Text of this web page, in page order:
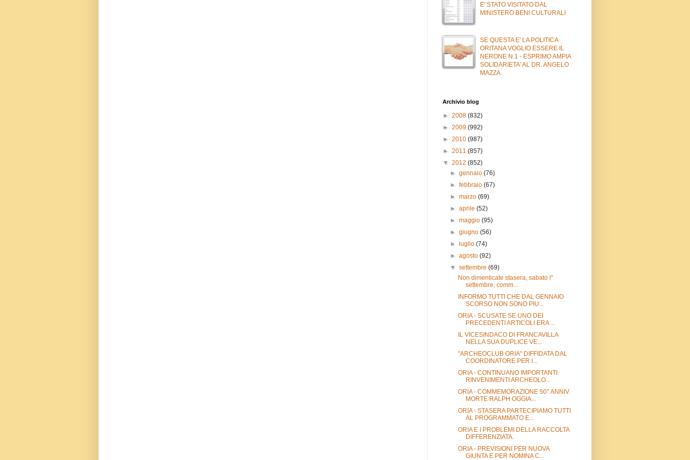
E' STATO VISITATO DAL
MINISTERO BENI CULTURALI
SE QUESTA E' LA POLITICA
ORITANA VOGLIO ESSERE IL
NERONE N.1 - ESPRIMO AMPIA
SOLIDARIETA' AL DR. ANGELO
MAZZA.
Archivio blog
► 2008 (832)
► 2009 (992)
► 2010 (987)
► 2011 (857)
▼ 2012 (852)
►gennaio(76)
►febbraio(67)
►marzo(69)
►aprile(52)
►maggio(95)
►giugno(56)
►luglio(74)
►agosto(92)
▼settembre(69)
Non dimenticate stasera, sabato I°
settembre, comm...
INFORMO TUTTI CHE DAL GENNAIO
SCORSO NON SONO PIU...
ORIA - SCUSATE SE UNO DEI
PRECEDENTI ARTICOLI ERA ...
IL VICESINDACO DI FRANCAVILLA
NELLA SUA DUPLICE VE...
"ARCHEOCLUB ORIA" DIFFIDATA DAL
COORDINATORE PER I...
ORIA - CONTINUANO IMPORTANTI
RINVENIMENTI ARCHEOLO...
ORIA - COMMEMORAZIONE 50° ANNIV.
MORTE RALPH OGGIA...
ORIA - STASERA PARTECIPIAMO TUTTI
AL PROGRAMMATO E...
ORIA E I PROBLEMI DELLA RACCOLTA
DIFFERENZIATA.
ORIA - PREVISIONI PER NUOVA
GIUNTA E PER NOMINA C...